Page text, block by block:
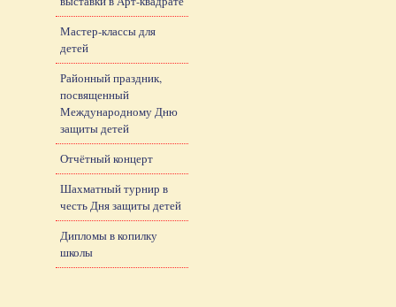
Мастер-классы для
детей
Районный праздник,
посвященный
Международному Дню
защиты детей
Отчётный концерт
Шахматный турнир в
честь Дня защиты детей
Дипломы в копилку
школы